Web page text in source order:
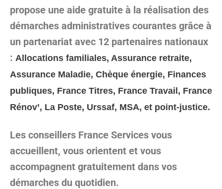
propose une aide gratuite à la réalisation des
démarches administratives courantes grâce à
un partenariat avec 12 partenaires nationaux
: Allocations familiales, Assurance retraite,
Assurance Maladie, Chèque énergie, Finances
publiques, France Titres, France Travail, France
Rénov’, La Poste, Urssaf, MSA, et point-justice.
Les conseillers France Services vous
accueillent, vous orientent et vous
accompagnent gratuitement dans vos
démarches du quotidien.